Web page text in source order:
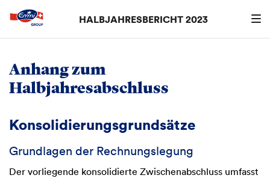
HALBJAHRESBERICHT 2023
Anhang zum
Halbjahresabschluss
Konsolidierungsgrundsätze
Grundlagen der Rechnungslegung
Der vorliegende konsolidierte Zwischenabschluss umfasst